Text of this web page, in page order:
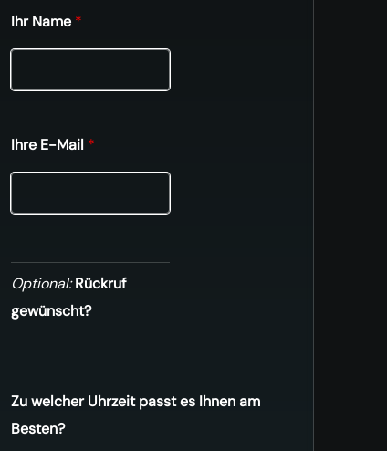
Ihr Name *
Ihre E-Mail *
Optional:Rückruf
gewünscht?
Zu welcher Uhrzeit passt es Ihnen am
Besten?